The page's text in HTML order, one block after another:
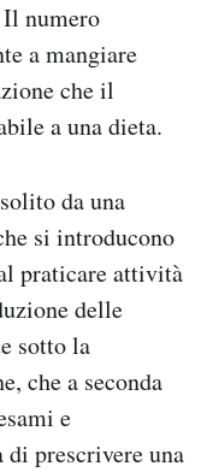
Il numero
a mangiare
che il
a una dieta.
da una
si introducono
praticare attività
delle
sotto la
che a seconda
e
prescrivere una